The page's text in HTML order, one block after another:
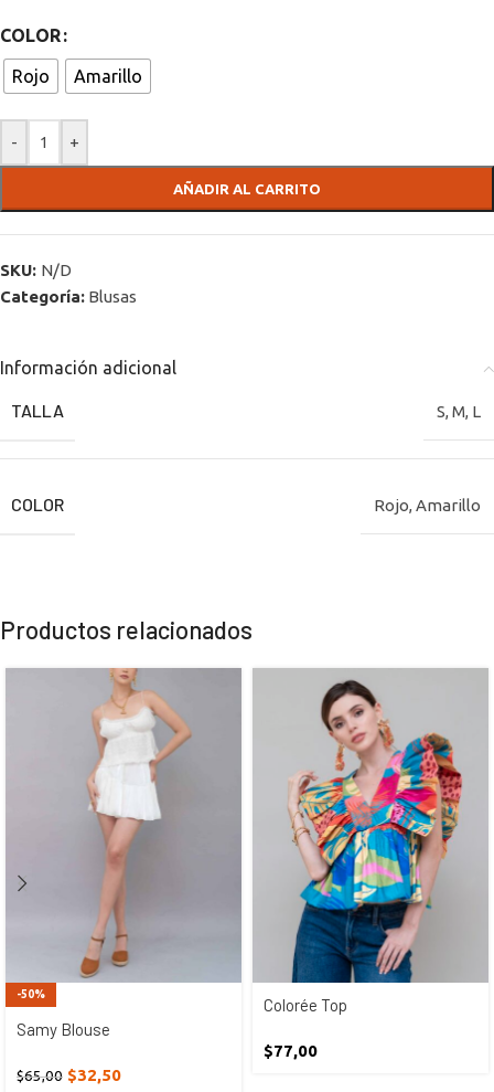
COLOR
Rojo Amarillo
- +
AÑADIR AL CARRITO
SKU: N/D
Categoría: Blusas
Información adicional
TALLA S, M, L
COLOR Rojo, Amarillo
Productos relacionados
-50%
Samy Blouse
$65,00 $32,50
Colorée Top
$77,00